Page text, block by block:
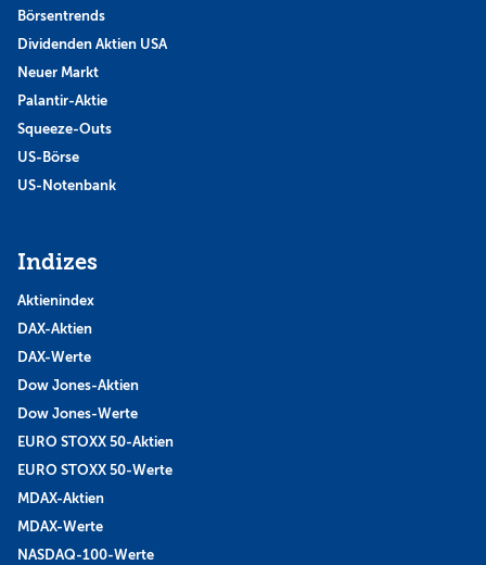
Börsentrends
Dividenden Aktien USA
Neuer Markt
Palantir-Aktie
Squeeze-Outs
US-Börse
US-Notenbank
Indizes
Aktienindex
DAX-Aktien
DAX-Werte
Dow Jones-Aktien
Dow Jones-Werte
EURO STOXX 50-Aktien
EURO STOXX 50-Werte
MDAX-Aktien
MDAX-Werte
NASDAQ-100-Werte